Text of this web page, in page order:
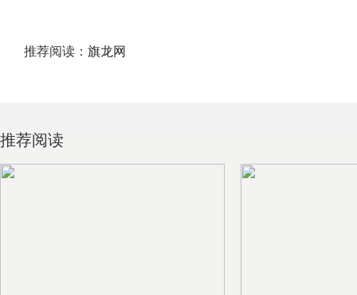
推荐阅读： 旗龙网
推荐阅读